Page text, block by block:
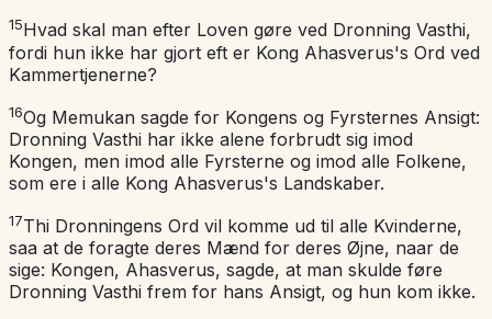
15Hvad skal man efter Loven gøre ved Dronning Vasthi,
fordi hun ikke har gjort eft er Kong Ahasverus's Ord ved
Kammertjenerne?
16Og Memukan sagde for Kongens og Fyrsternes Ansigt:
Dronning Vasthi har ikke alene forbrudt sig imod
Kongen, men imod alle Fyrsterne og imod alle Folkene,
som ere i alle Kong Ahasverus's Landskaber.
17Thi Dronningens Ord vil komme ud til alle Kvinderne,
saa at de foragte deres Mænd for deres Øjne, naar de
sige: Kongen, Ahasverus, sagde, at man skulde føre
Dronning Vasthi frem for hans Ansigt, og hun kom ikke.